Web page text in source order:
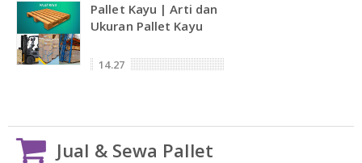
Pallet Kayu | Arti dan
Ukuran Pallet Kayu
14.27
Jual & Sewa Pallet